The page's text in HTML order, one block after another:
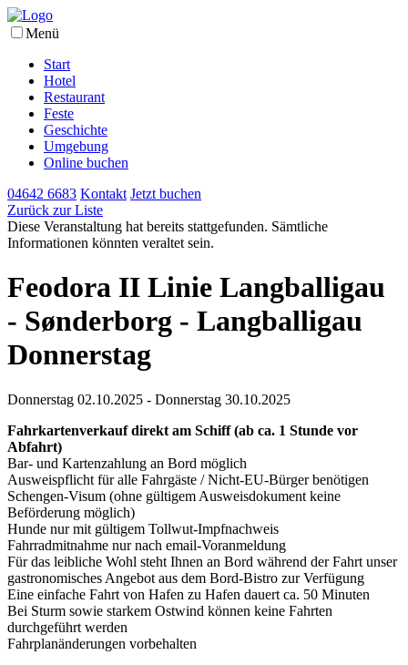
Menü
Start
Hotel
Restaurant
Feste
Geschichte
Umgebung
Online buchen
04642 6683 Kontakt Jetzt buchen
Zurück zur Liste
Diese Veranstaltung hat bereits stattgefunden. Sämtliche
Informationen könnten veraltet sein.
Feodora II Linie Langballigau
- Sønderborg - Langballigau
Donnerstag
Donnerstag 02.10.2025 - Donnerstag 30.10.2025
Fahrkartenverkauf direkt am Schiff (ab ca. 1 Stunde vor
Abfahrt)
Bar- und Kartenzahlung an Bord möglich
Ausweispflicht für alle Fahrgäste / Nicht-EU-Bürger benötigen
Schengen-Visum (ohne gültigem Ausweisdokument keine
Beförderung möglich)
Hunde nur mit gültigem Tollwut-Impfnachweis
Fahrradmitnahme nur nach email-Voranmeldung
Für das leibliche Wohl steht Ihnen an Bord während der Fahrt unser
gastronomisches Angebot aus dem Bord-Bistro zur Verfügung
Eine einfache Fahrt von Hafen zu Hafen dauert ca. 50 Minuten
Bei Sturm sowie starkem Ostwind können keine Fahrten
durchgeführt werden
Fahrplanänderungen vorbehalten